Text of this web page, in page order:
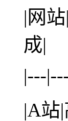
|网
成|
|---
|A站